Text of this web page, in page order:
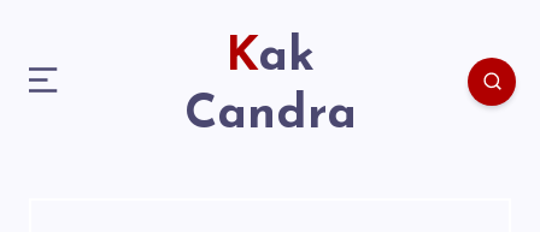
Kak
Candra